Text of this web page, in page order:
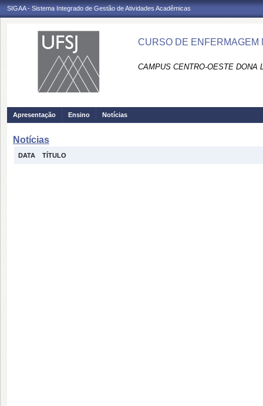
SIGAA - Sistema Integrado de Gestão de Atividades Acadêmicas
CURSO DE ENFERMAGEM
CAMPUS CENTRO-OESTE DONA
Apresentação Ensino Notícias
Notícias
DATA TÍTULO